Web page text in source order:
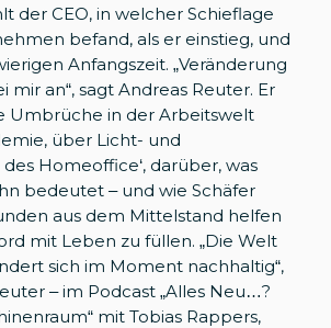
der CEO, in welcher Schieflage
befand, als er einstieg, und
Anfangszeit. „Veränderung
an“, sagt Andreas Reuter. Er
Umbrüche in der Arbeitswelt
über Licht- und
Homeoffice‘, darüber, was
bedeutet – und wie Schäfer
aus dem Mittelstand helfen
mit Leben zu füllen. „Die Welt
sich im Moment nachhaltig“,
– im Podcast „Alles Neu…?
mit Tobias Rappers,